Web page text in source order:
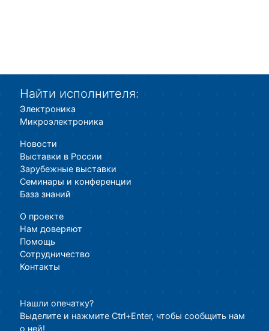
Найти исполнителя:
Электроника
Микроэлектроника
Новости
Выставки в России
Зарубежные выставки
Семинары и конференции
База знаний
О проекте
Нам доверяют
Помощь
Сотрудничество
Контакты
Нашли опечатку?
Выделите и нажмите Ctrl+Enter, чтобы сообщить нам
о ней!